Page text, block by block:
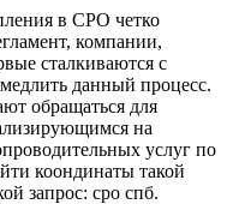
в СРО четко
компании,
сталкиваются с
данный процесс.
обращаться для
на
услуг по
коондинаты такой
запрос: сро спб.